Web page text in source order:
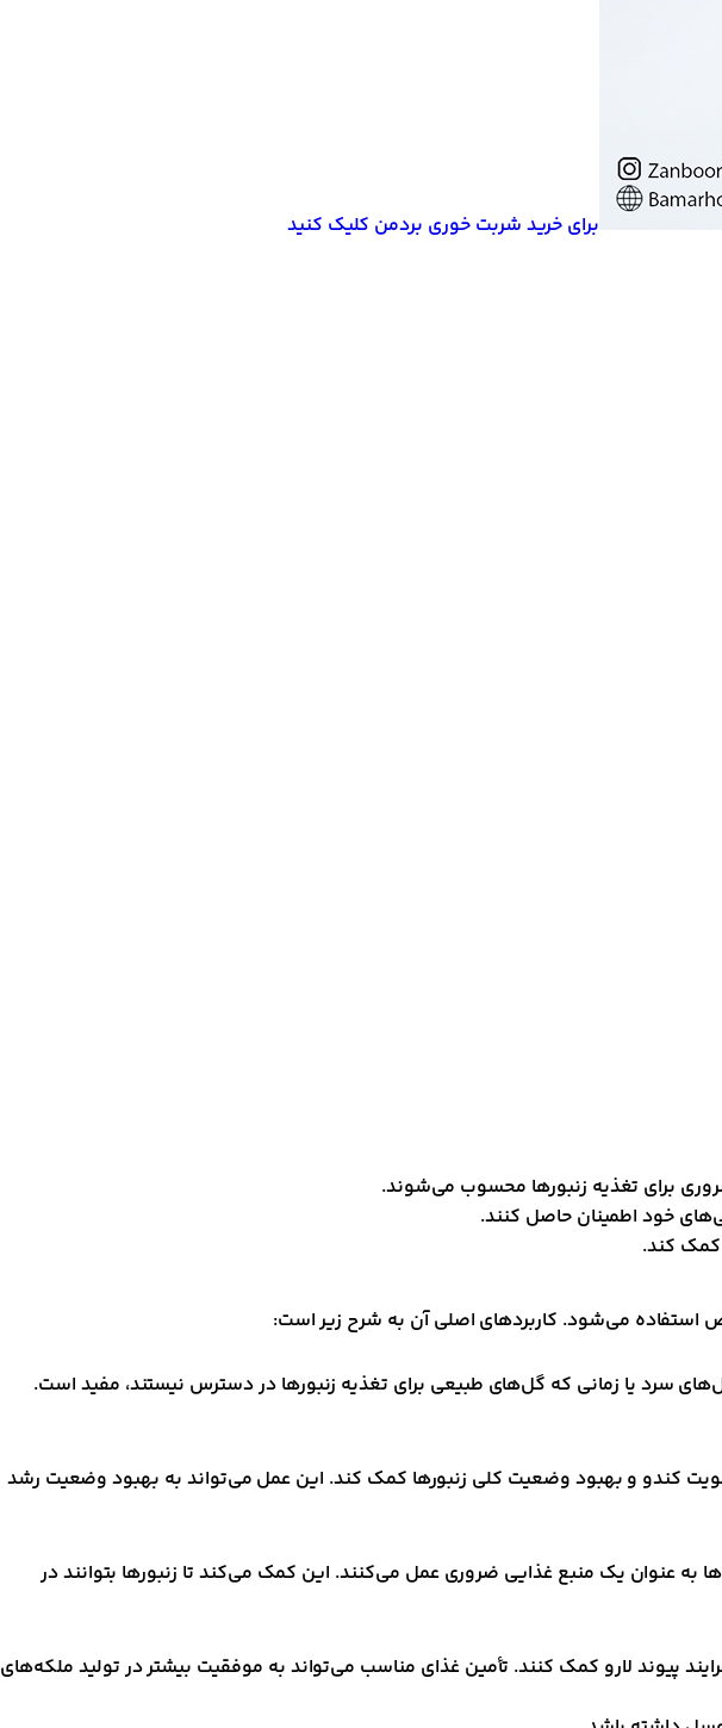
برای خرید شربت خوری بردمن کلیک کنید
برای تغذیه زنبورها محسوب می‌شوند.
خود اطمینان حاصل کنند.
کمک کند.
استفاده می‌شود. کاربردهای اصلی آن به شرح زیر است:
سرد یا زمانی که گل‌های طبیعی برای تغذیه زنبورها در دسترس نیستند، مفید است.
کندو و بهبود وضعیت کلی زنبورها کمک کند. این عمل می‌تواند به بهبود وضعیت رشد
به عنوان یک منبع غذایی ضروری عمل می‌کنند. این کمک می‌کند تا زنبورها بتوانند در
پیوند لارو کمک کنند. تأمین غذای مناسب می‌تواند به موفقیت بیشتر در تولید ملکه‌های